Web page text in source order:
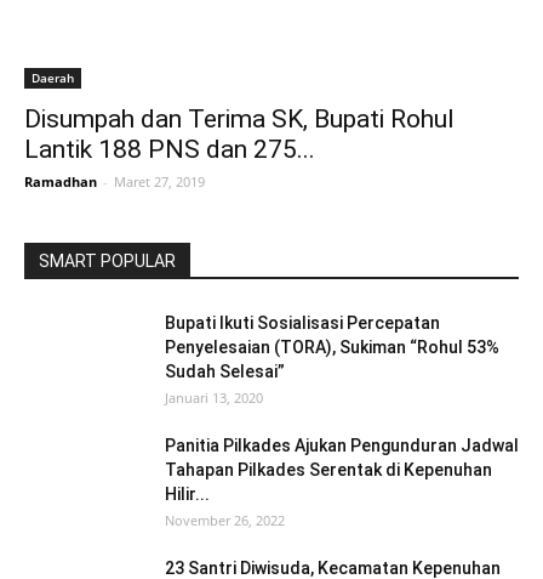
Daerah
Disumpah dan Terima SK, Bupati Rohul
Lantik 188 PNS dan 275...
Ramadhan - Maret 27, 2019
SMART POPULAR
Bupati Ikuti Sosialisasi Percepatan
Penyelesaian (TORA), Sukiman “Rohul 53%
Sudah Selesai”
Januari 13, 2020
Panitia Pilkades Ajukan Pengunduran Jadwal
Tahapan Pilkades Serentak di Kepenuhan
Hilir...
November 26, 2022
23 Santri Diwisuda, Kecamatan Kepenuhan